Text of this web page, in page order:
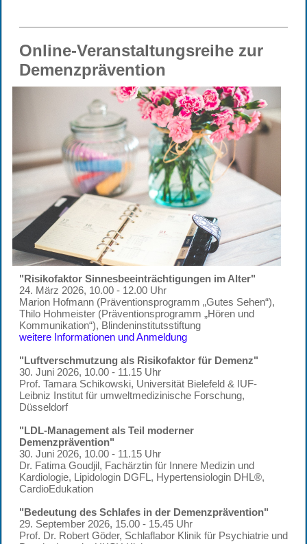
Online-Veranstaltungsreihe zur
Demenzprävention
"Risikofaktor Sinnesbeeinträchtigungen im Alter"
24. März 2026, 10.00 - 12.00 Uhr
Marion Hofmann (Präventionsprogramm „Gutes Sehen“),
Thilo Hohmeister (Präventionsprogramm „Hören und
Kommunikation“), Blindeninstitutsstiftung
weitere Informationen und Anmeldung
"Luftverschmutzung als Risikofaktor für Demenz"
30. Juni 2026, 10.00 - 11.15 Uhr
Prof. Tamara Schikowski, Universität Bielefeld & IUF-
Leibniz Institut für umweltmedizinische Forschung,
Düsseldorf
"LDL-Management als Teil moderner
Demenzprävention"
30. Juni 2026, 10.00 - 11.15 Uhr
Dr. Fatima Goudjil, Fachärztin für Innere Medizin und
Kardiologie, Lipidologin DGFL, Hypertensiologin DHL®,
CardioEdukation
"Bedeutung des Schlafes in der Demenzprävention"
29. September 2026, 15.00 - 15.45 Uhr
Prof. Dr. Robert Göder, Schlaflabor Klinik für Psychiatrie und